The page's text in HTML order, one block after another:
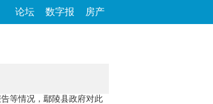
论坛 数字报 房产
等情况，鄢陵县政府对此